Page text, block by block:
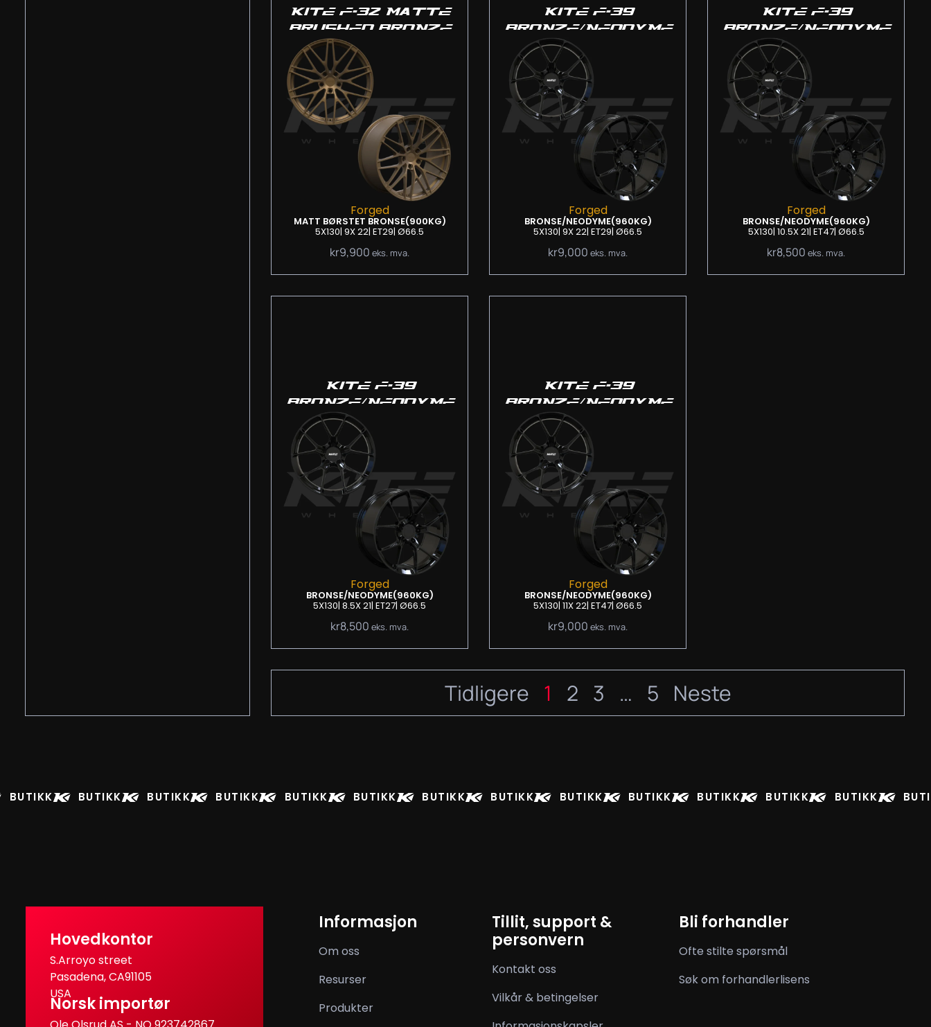
KITE F-32 MATTE
BRUSHED BRONZE
Forged
MATT BØRSTET BRONSE(900KG)
5X130| 9X 22| ET29| Ø66.5
kr9,900 eks. mva.
KITE F-39
BRONZE/NEODYME
Forged
BRONSE/NEODYME(960KG)
5X130| 9X 22| ET29| Ø66.5
kr9,000 eks. mva.
KITE F-39
BRONZE/NEODYME
Forged
BRONSE/NEODYME(960KG)
5X130| 10.5X 21| ET47| Ø66.5
kr8,500 eks. mva.
KITE F-39
BRONZE/NEODYME
Forged
BRONSE/NEODYME(960KG)
5X130| 8.5X 21| ET27| Ø66.5
kr8,500 eks. mva.
KITE F-39
BRONZE/NEODYME
Forged
BRONSE/NEODYME(960KG)
5X130| 11X 22| ET47| Ø66.5
kr9,000 eks. mva.
Tidligere 1 2 3 … 5 Neste
BUTIKK BUTIKK BUTIKK BUTIKK BUTIKK BUTIKK BUTIKK BUTIKK BUTIKK BUTIKK BUTIKK BUTIKK BUTIKK
Hovedkontor
S.Arroyo street
Pasadena, CA91105
USA
Norsk importør
Informasjon
Om oss
Resurser
Produkter
Tillit, support &
personvern
Kontakt oss
Vilkår & betingelser
Bli forhandler
Ofte stilte spørsmål
Søk om forhandlerlisens